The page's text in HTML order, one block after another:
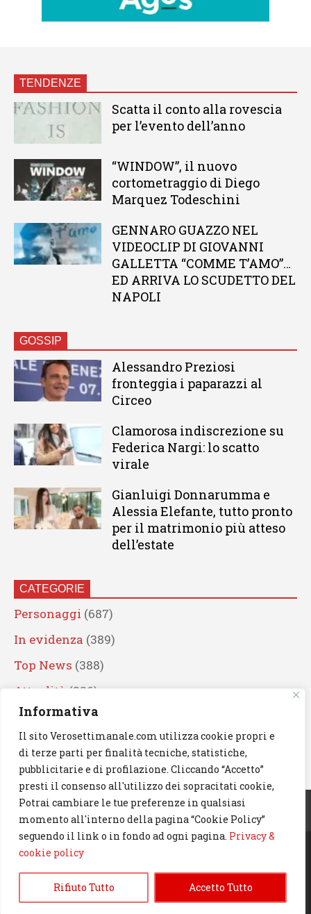
Informativa
Il sito Verosettimanale.com utilizza cookie propri e
di terze parti per finalità tecniche, statistiche,
pubblicitarie e di profilazione. Cliccando “Accetto”
presti il consenso all'utilizzo dei sopracitati cookie,
Potrai cambiare le tue preferenze in qualsiasi
momento all'interno della pagina “Cookie Policy”
seguendo il link o in fondo ad ogni pagina. Privacy &
cookie policy
Rifiuto Tutto Accetto Tutto
TENDENZE
Scatta il conto alla rovescia
per l’evento dell’anno
“WINDOW”, il nuovo
cortometraggio di Diego
Marquez Todeschini
GENNARO GUAZZO NEL
VIDEOCLIP DI GIOVANNI
GALLETTA “COMME T’AMO”…
ED ARRIVA LO SCUDETTO DEL
NAPOLI
GOSSIP
Alessandro Preziosi
fronteggia i paparazzi al
Circeo
Clamorosa indiscrezione su
Federica Nargi: lo scatto
virale
Gianluigi Donnarumma e
Alessia Elefante, tutto pronto
per il matrimonio più atteso
dell’estate
CATEGORIE
Personaggi (687)
In evidenza (389)
Top News (388)
Attualità (336)
Eventi(330)
Artisti (241)
News(238)
Cerca
© 2023 Verosettimanale.com. All rights reserved.